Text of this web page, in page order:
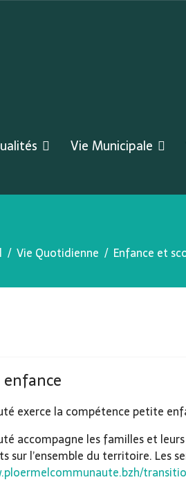
Vie Municipale
Vie Quotidienne Enfance et
exerce la compétence petite
accompagne les familles et
sur l’ensemble du territoire. Les